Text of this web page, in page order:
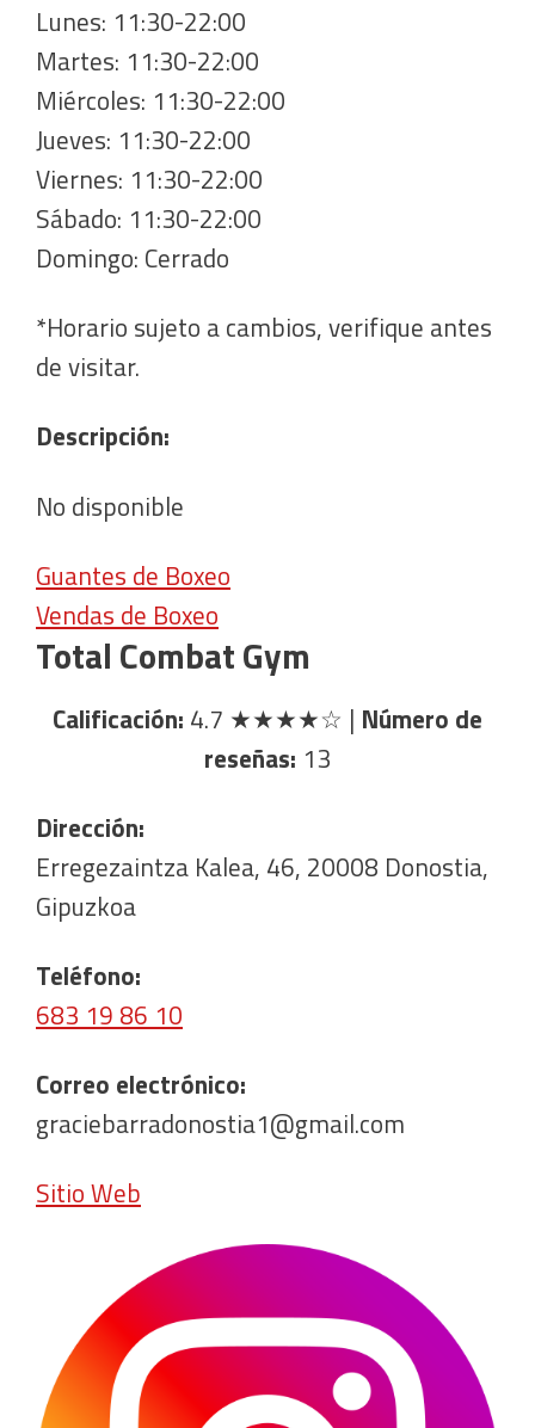
Lunes: 11:30-22:00
Martes: 11:30-22:00
Miércoles: 11:30-22:00
Jueves: 11:30-22:00
Viernes: 11:30-22:00
Sábado: 11:30-22:00
Domingo: Cerrado
*Horario sujeto a cambios, verifique antes
de visitar.
Descripción:
No disponible
Guantes de Boxeo
Vendas de Boxeo
Total Combat Gym
Calificación: 4.7 ★★★★☆ | Número de
reseñas: 13
Dirección:
Erregezaintza Kalea, 46, 20008 Donostia,
Gipuzkoa
Teléfono:
683 19 86 10
Correo electrónico:
graciebarradonostia1@gmail.com
Sitio Web